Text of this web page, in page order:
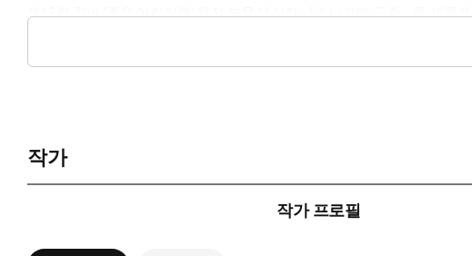
제13회 창비 ‘좋은 어린이책’ 창작 부문 대상작 『소나기밥 공주』를 새
라는 점이 의미 있습니다. 주인공 공주가 난생 처음 한 도둑질로 인한 죄
작가
작가 프로필